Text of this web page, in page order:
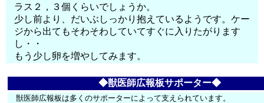
ラス２，３個くらいでしょうか。
少し前より、だいぶしっかり抱えているようです。ケー
ジから出てもそわそわしていてすぐに入りたがります
し・・
もう少し卵を増やしてみます。
◆獣医師広報板サポーター◆
獣医師広報板は多くのサポーターによって支えられています。